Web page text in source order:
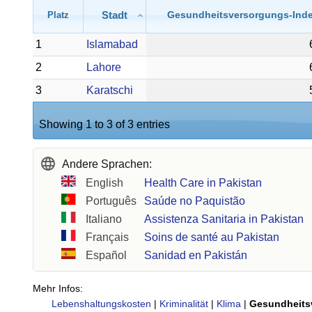
Platz Stadt Gesundheitsversorgungs-
1 Islamabad
2
Lahore
3
Karatschi
Showing 1 to 3 of 3 entries
Andere Sprachen:
English
Health Care in Pakistan
Português
Saúde no Paquistão
Italiano
Assistenza Sanitaria in Pakistan
Français
Soins de santé au Pakistan
Español
Sanidad en Pakistán
Mehr Infos:
Lebenshaltungskosten | Kriminalität | Klima |